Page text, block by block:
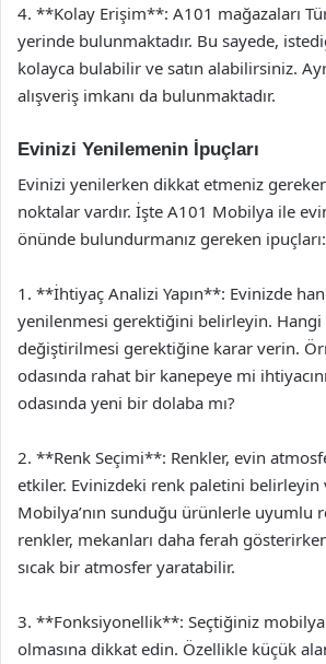
4. **Kolay Erişim**: A101 mağazaları
yerinde bulunmaktadır. Bu sayede,
kolayca bulabilir ve satın alabilirsiniz.
alışveriş imkanı da bulunmaktadır.
Evinizi Yenilemenin İpuçları
Evinizi yenilerken dikkat etmeniz
noktalar vardır. İşte A101 Mobilya ile
önünde bulundurmanız gereken ipuçları:
1. **İhtiyaç Analizi Yapın**: Evinizde
yenilenmesi gerektiğini belirleyin. Hangi
değiştirilmesi gerektiğine karar verin.
odasında rahat bir kanepeye mi
odasında yeni bir dolaba mı?
2. **Renk Seçimi**: Renkler, evin
etkiler. Evinizdeki renk paletini belirleyin
Mobilya’nın sunduğu ürünlerle uyumlu
renkler, mekanları daha ferah
sıcak bir atmosfer yaratabilir.
3. **Fonksiyonellik**: Seçtiğiniz
olmasına dikkat edin. Özellikle küçük